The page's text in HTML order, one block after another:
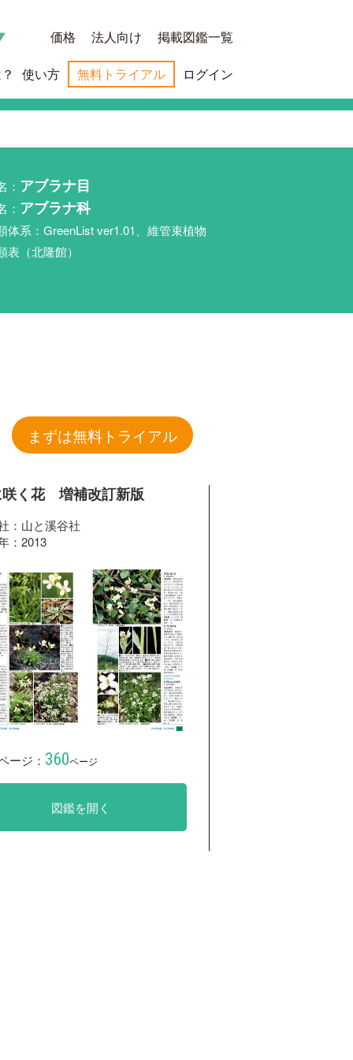
価格 法人向け 掲載図鑑一覧
使い方 無料トライアル ログイン
： アブラナ目
： アブラナ科
体系：GreenList ver1.01、維管束植物
表（北隆館）
まずは無料トライアル
咲く花 増補改訂新版
：山と溪谷社
：2013
ージ： 360ページ
図鑑を開く